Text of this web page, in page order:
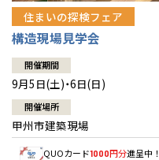
住まいの探検フェア
構造現場見学会
開催期間
9月5日(土)・6日(日)
開催場所
甲州市建築現場
QUOカード1000円分進呈中！